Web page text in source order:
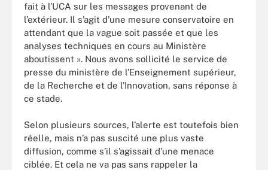
fait à l’UCA sur les messages provenant de
l’extérieur. Il s’agit d’une mesure conservatoire en
attendant que la vague soit passée et que les
analyses techniques en cours au Ministère
aboutissent ». Nous avons sollicité le service de
presse du ministère de l’Enseignement supérieur,
de la Recherche et de l’Innovation, sans réponse à
ce stade.
Selon plusieurs sources, l’alerte est toutefois bien
réelle, mais n’a pas suscité une plus vaste
diffusion, comme s’il s’agissait d’une menace
ciblée. Et cela ne va pas sans rappeler la